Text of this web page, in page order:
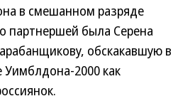
в смешанном разряде
партнершей была Серена
обскакавшую в
Уимблдона-2000 как